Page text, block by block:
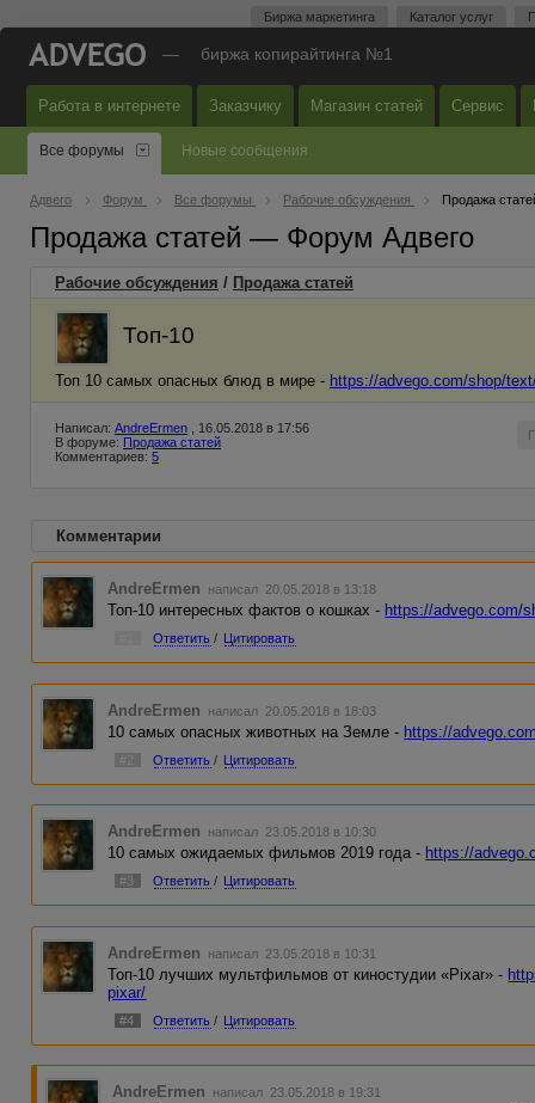
Биржа маркетинга Каталог услуг
— биржа копирайтинга №1
Работа в интернете Заказчику Магазин статей Сервис
Все форумы Новые сообщения
Адвего Форум Все форумы Рабочие обсуждения Продажа
Продажа статей — Форум Адвего
Рабочие обсуждения / Продажа статей
Топ-10
Топ 10 самых опасных блюд в мире - https://advego.com/shop/
Написал: AndreErmen , 16.05.2018 в 17:56
В форуме: Продажа статей
Комментариев: 5
Комментарии
AndreErmen написал 20.05.2018 в 13:18
Топ-10 интересных фактов о кошках - https://advego.com/
Ответить / Цитировать
AndreErmen написал 20.05.2018 в 18:03
10 самых опасных животных на Земле - https://
#2 Ответить / Цитировать
AndreErmen написал 23.05.2018 в 10:30
10 самых ожидаемых фильмов 2019 года - https://
#3 Ответить / Цитировать
AndreErmen написал 23.05.2018 в 10:31
Топ-10 лучших мультфильмов от киностудии «Pixar» -
pixar/
#4 Ответить / Цитировать
AndreErmen написал 23.05.2018 в 19:31